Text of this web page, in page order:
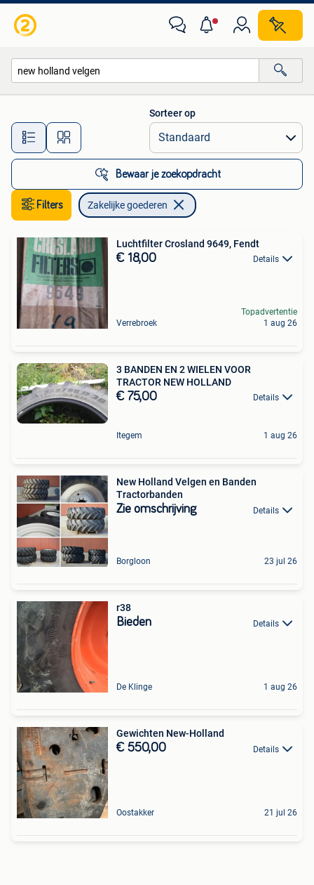
Alle afstanden…
Sorteer op
Bewaar je zoekopdracht
Filters Zakelijke goederen
Luchtfilter Crosland 9649, Fendt
€ 18,00 Details
Verrebroek
Topadvertentie
1 aug 26
3 BANDEN EN 2 WIELEN VOOR
TRACTOR NEW HOLLAND
€ 75,00 Details
Itegem 1 aug 26
New Holland Velgen en Banden
Tractorbanden
Zie omschrijving Details
Borgloon 23 jul 26
r38
Bieden Details
De Klinge 1 aug 26
Gewichten New-Holland
€ 550,00 Details
Oostakker 21 jul 26